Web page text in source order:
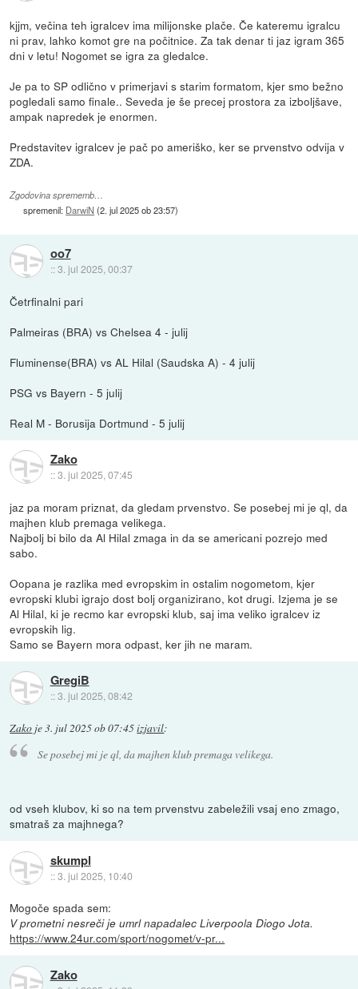
kjjm, večina teh igralcev ima milijonske plače. Če kateremu igralcu
ni prav, lahko komot gre na počitnice. Za tak denar ti jaz igram 365
dni v letu! Nogomet se igra za gledalce.
Je pa to SP odlično v primerjavi s starim formatom, kjer smo bežno
pogledali samo finale.. Seveda je še precej prostora za izboljšave,
ampak napredek je enormen.
Predstavitev igralcev je pač po ameriško, ker se prvenstvo odvija v
ZDA.
Zgodovina sprememb…
spremenil: DarwiN(2. jul 2025 ob 23:57)
oo7
::3. jul 2025, 00:37
Četrfinalni pari
Palmeiras (BRA) vs Chelsea 4 - julij
Fluminense(BRA) vs AL Hilal (Saudska A) - 4 julij
PSG vs Bayern - 5 julij
Real M - Borusija Dortmund - 5 julij
Zako
::3. jul 2025, 07:45
jaz pa moram priznat, da gledam prvenstvo. Se posebej mi je ql, da
majhen klub premaga velikega.
Najbolj bi bilo da Al Hilal zmaga in da se americani pozrejo med
sabo.
Oopana je razlika med evropskim in ostalim nogometom, kjer
evropski klubi igrajo dost bolj organizirano, kot drugi. Izjema je se
Al Hilal, ki je recmo kar evropski klub, saj ima veliko igralcev iz
evropskih lig.
Samo se Bayern mora odpast, ker jih ne maram.
GregiB
::3. jul 2025, 08:42
Zako je3. jul 2025 ob 07:45izjavil:
Se posebej mi je ql, da majhen klub premaga velikega.
od vseh klubov, ki so na tem prvenstvu zabeležili vsaj eno zmago,
smatraš za majhnega?
skumpl
::3. jul 2025, 10:40
Mogoče spada sem:
V prometni nesreči je umrl napadalec Liverpoola Diogo Jota.
https://www.24ur.com/sport/nogomet/v-pr...
Zako